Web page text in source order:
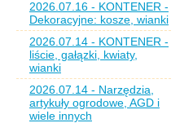
2026.07.16 - KONTENER -
Dekoracyjne: kosze, wianki
2026.07.14 - KONTENER -
liście, gałązki, kwiaty,
wianki
2026.07.14 - Narzędzia,
artykuły ogrodowe, AGD i
wiele innych